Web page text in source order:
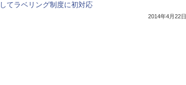
してラベリング制度に初対応
2014年4月22日